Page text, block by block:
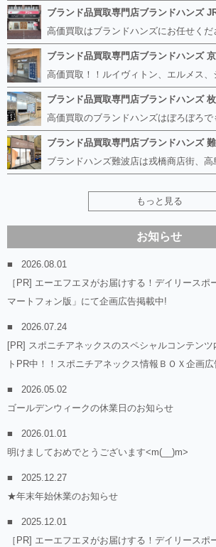
ブランド品買取専門店ブランドハンズ
ブランド品買取専門店ブランドハンズ
ブランド品買取専門店ブランドハンズ
ブランド品買取専門店ブランドハンズ
もっと見る
お知らせ
2026.08.01
［PR] エーエフエヌがお届けする！デイリースポ
マートフォン版」にて企画広告掲載中!
2026.07.24
[PR] スポニチアネックスのスペシャルコンテン
トPR中！！スポニチアネックス情報ＢＯＸ企画広
2026.05.02
ゴールデンウィークの休業日のお知らせ
2026.01.01
明けましておめでとうございます<m(__)m>
2025.12.27
★年末年始休業のお知らせ
2025.12.01
［PR] エーエフエヌがお届けする！デイリースポ